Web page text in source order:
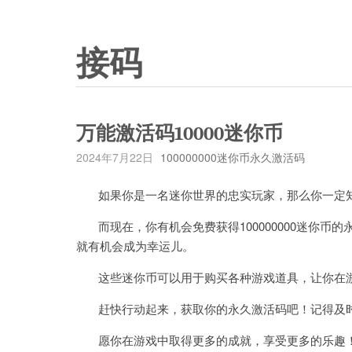
接码
万能激活码10000迷你币
2024年7月22日 100000000迷你币永久激活码
如果你是一名迷你世界的忠实玩家，那么你一定
而现在，你有机会免费获得100000000迷你币的
就有机会成为幸运儿。
这些迷你币可以用于购买各种游戏道具，让你在
赶快行动起来，获取你的永久激活码吧！记得及
愿你在游戏中取得更多的成就，享受更多的乐趣